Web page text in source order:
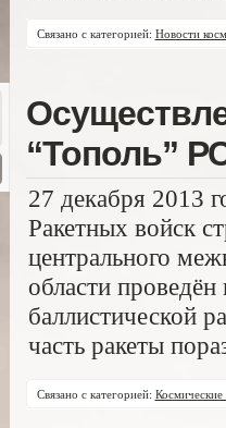
Связано с категорией: Новости
“Тополь”
27 декабря 2013
Ракетных войск
центрального
области
баллистической
часть ракеты
Связано с категорией: Космические